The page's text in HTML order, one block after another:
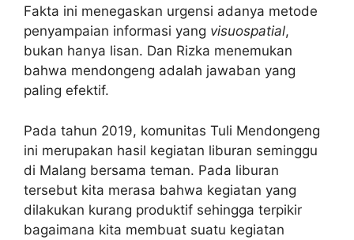
Fakta ini menegaskan urgensi adanya metode
penyampaian informasi yang visuospatial,
bukan hanya lisan. Dan Rizka menemukan
bahwa mendongeng adalah jawaban yang
paling efektif.
Pada tahun 2019, komunitas Tuli Mendongeng
ini merupakan hasil kegiatan liburan seminggu
di Malang bersama teman. Pada liburan
tersebut kita merasa bahwa kegiatan yang
dilakukan kurang produktif sehingga terpikir
bagaimana kita membuat suatu kegiatan